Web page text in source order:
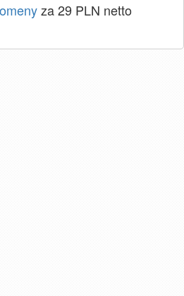
za 29 PLN netto